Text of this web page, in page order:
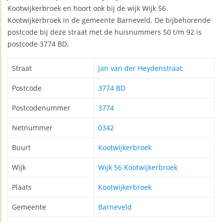
Kootwijkerbroek en hoort ook bij de wijk Wijk 56
Kootwijkerbroek in de gemeente Barneveld. De bijbehorende
postcode bij deze straat met de huisnummers 50 t/m 92 is
postcode 3774 BD.
Straat Jan van der Heydenstraat
Postcode 3774 BD
Postcodenummer 3774
Netnummer 0342
Buurt Kootwijkerbroek
Wijk Wijk 56 Kootwijkerbroek
Plaats Kootwijkerbroek
Gemeente Barneveld